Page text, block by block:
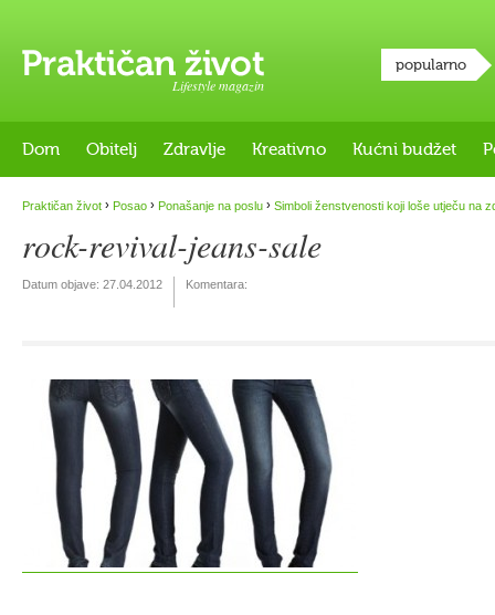
Lifestyle magazin
popularno
Dom Obitelj Zdravlje Kreativno Kućni budžet
Praktičan život › Posao › Ponašanje na poslu › Simboli ženstvenosti koji loše utječu na
rock-revival-jeans-sale
Datum objave: 27.04.2012 Komentara: